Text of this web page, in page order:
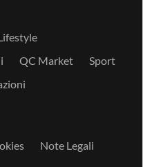
QC Market
Sport
Note Legali